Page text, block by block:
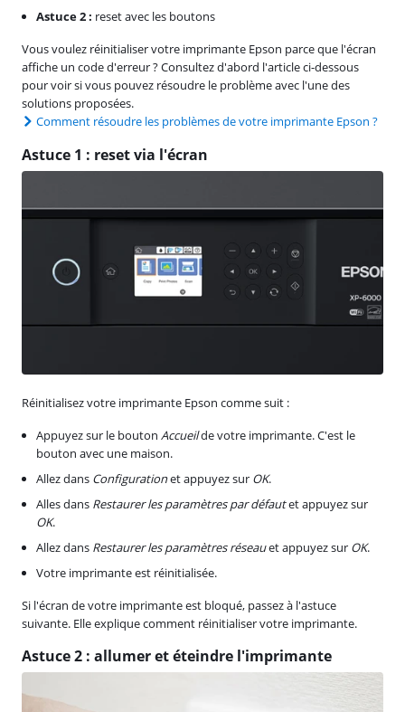
Astuce 2 : reset avec les boutons
Vous voulez réinitialiser votre imprimante Epson parce que l'écran
affiche un code d'erreur ? Consultez d'abord l'article ci-dessous
pour voir si vous pouvez résoudre le problème avec l'une des
solutions proposées.
Comment résoudre les problèmes de votre imprimante Epson ?
Astuce 1 : reset via l'écran
Réinitialisez votre imprimante Epson comme suit :
Appuyez sur le bouton Accueilde votre imprimante. C'est le
bouton avec une maison.
Allez dans Configurationet appuyez sur OK.
Alles dans Restaurer les paramètres par défautet appuyez sur
OK.
Allez dans Restaurer les paramètres réseauet appuyez sur OK.
Votre imprimante est réinitialisée.
Si l'écran de votre imprimante est bloqué, passez à l'astuce
suivante. Elle explique comment réinitialiser votre imprimante.
Astuce 2 : allumer et éteindre l'imprimante